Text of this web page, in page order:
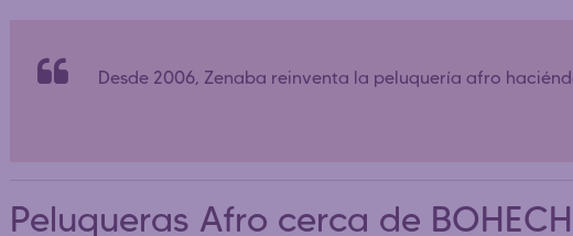
Desde 2006, Zenaba reinventa la peluquería afro
Peluqueras Afro cerca de